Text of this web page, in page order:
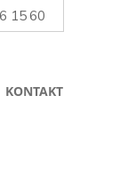
15 60
KONTAKT